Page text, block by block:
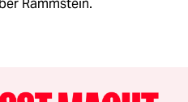
Rammstein.